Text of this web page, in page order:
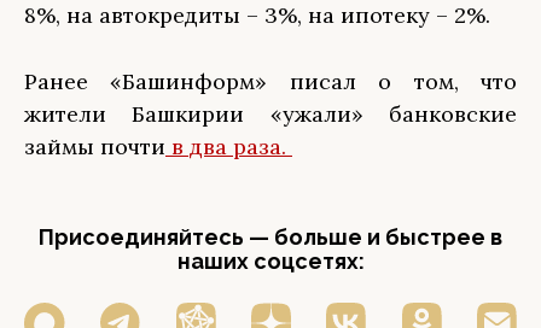
8%, на автокредиты – 3%, на ипотеку – 2%.
Ранее «Башинформ» писал о том, что
жители Башкирии «ужали» банковские
займы почти в два раза.
Присоединяйтесь — больше и быстрее в
наших соцсетях: